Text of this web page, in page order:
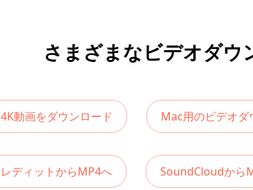
さまざまなビデオダウ
4K動画をダウンロード Mac用のビデオダ
レディットからMP4へ SoundCloudから